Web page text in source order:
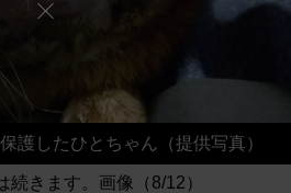
護したひとちゃん（提供写真）
続きます。画像（8/12）